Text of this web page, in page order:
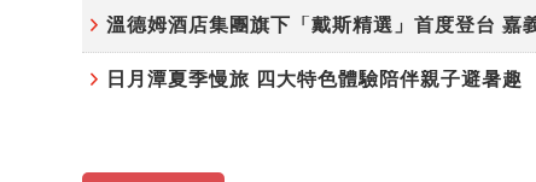
日月潭夏季慢旅 四大特色體驗陪伴親子避暑趣